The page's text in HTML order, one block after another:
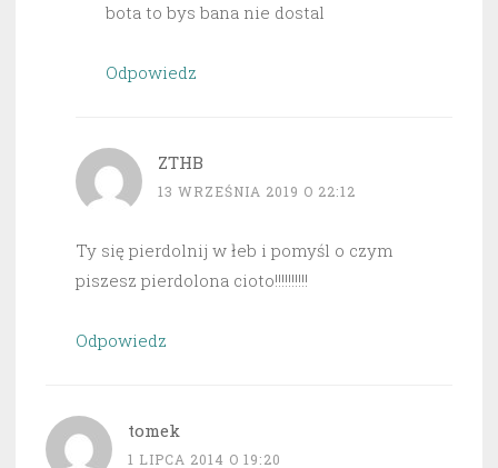
bota to bys bana nie dostal
Odpowiedz
ZTHB
13 WRZEŚNIA 2019 O 22:12
Ty się pierdolnij w łeb i pomyśl o czym
piszesz pierdolona cioto!!!!!!!!!!
Odpowiedz
tomek
1 LIPCA 2014 O 19:20